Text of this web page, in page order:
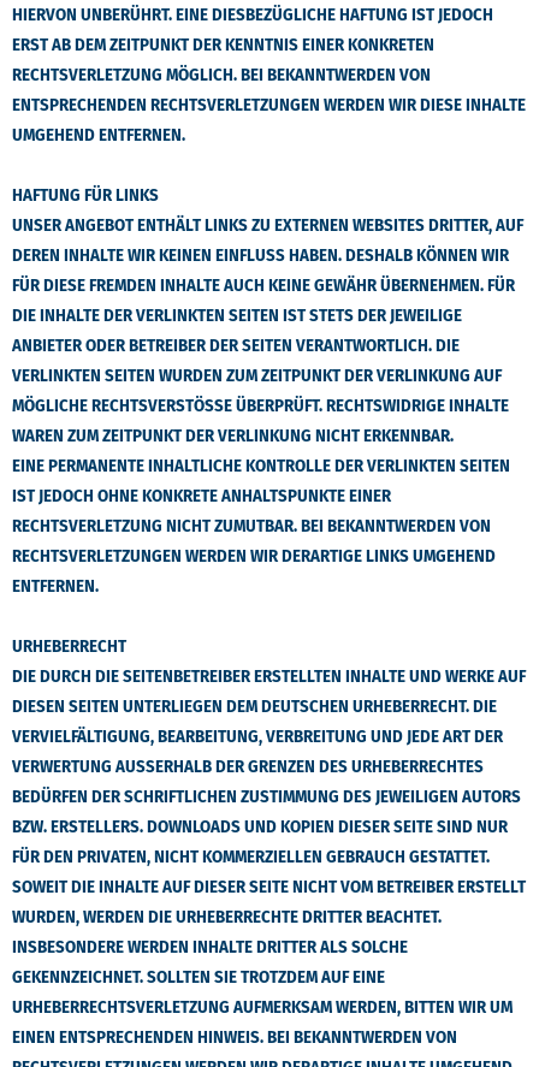
HIERVON UNBERÜHRT. EINE DIESBEZÜGLICHE HAFTUNG IST JEDOCH
ERST AB DEM ZEITPUNKT DER KENNTNIS EINER KONKRETEN
RECHTSVERLETZUNG MÖGLICH. BEI BEKANNTWERDEN VON
ENTSPRECHENDEN RECHTSVERLETZUNGEN WERDEN WIR DIESE INHALTE
UMGEHEND ENTFERNEN.
HAFTUNG FÜR LINKS
UNSER ANGEBOT ENTHÄLT LINKS ZU EXTERNEN WEBSITES DRITTER, AUF
DEREN INHALTE WIR KEINEN EINFLUSS HABEN. DESHALB KÖNNEN WIR
FÜR DIESE FREMDEN INHALTE AUCH KEINE GEWÄHR ÜBERNEHMEN. FÜR
DIE INHALTE DER VERLINKTEN SEITEN IST STETS DER JEWEILIGE
ANBIETER ODER BETREIBER DER SEITEN VERANTWORTLICH. DIE
VERLINKTEN SEITEN WURDEN ZUM ZEITPUNKT DER VERLINKUNG AUF
MÖGLICHE RECHTSVERSTÖSSE ÜBERPRÜFT. RECHTSWIDRIGE INHALTE W
AREN ZUM ZEITPUNKT DER VERLINKUNG NICHT ERKENNBAR.
EINE PERMANENTE INHALTLICHE KONTROLLE DER VERLINKTEN SEITEN
IST JEDOCH OHNE KONKRETE ANHALTSPUNKTE EINER
RECHTSVERLETZUNG NICHT ZUMUTBAR. BEI BEKANNTWERDEN VON
RECHTSVERLETZUNGEN WERDEN WIR DERARTIGE LINKS UMGEHEND
ENTFERNEN.
URHEBERRECHT
DIE DURCH DIE SEITENBETREIBER ERSTELLTEN INHALTE UND WERKE AUF
DIESEN SEITEN UNTERLIEGEN DEM DEUTSCHEN URHEBERRECHT. DIE
VERVIELFÄLTIGUNG, BEARBEITUNG, VERBREITUNG UND JEDE ART DER
VERWERTUNG AUSSERHALB DER GRENZEN DES URHEBERRECHTES B
EDÜRFEN DER SCHRIFTLICHEN ZUSTIMMUNG DES JEWEILIGEN AUTORS B
ZW. ERSTELLERS. DOWNLOADS UND KOPIEN DIESER SEITE SIND NUR F
ÜR DEN PRIVATEN, NICHT KOMMERZIELLEN GEBRAUCH GESTATTET.
SOWEIT DIE INHALTE AUF DIESER SEITE NICHT VOM BETREIBER ERSTELLT
WURDEN, WERDEN DIE URHEBERRECHTE DRITTER BEACHTET.
INSBESONDERE WERDEN INHALTE DRITTER ALS SOLCHE
GEKENNZEICHNET. SOLLTEN SIE TROTZDEM AUF EINE
URHEBERRECHTSVERLETZUNG AUFMERKSAM WERDEN, BITTEN WIR UM
EINEN ENTSPRECHENDEN HINWEIS. BEI BEKANNTWERDEN VON